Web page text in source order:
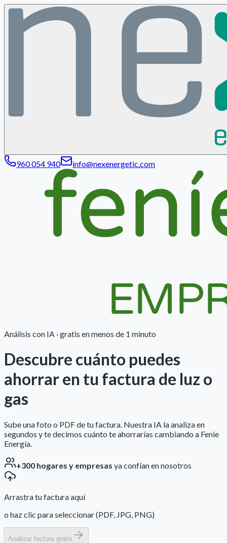
960 054 940 info@nexenergetic.com
Análisis con IA · gratis en menos de 1 minuto
Descubre cuánto puedes
ahorraren tu factura de luz o
gas
Sube una foto o PDF de tu factura. Nuestra IA la analiza en
segundos y te decimos cuánto te ahorrarías cambiando a Fenie
Energía.
+300 hogares y empresas ya confían en nosotros
Arrastra tu factura aquí
o haz clic para seleccionar (PDF, JPG, PNG)
Analizar factura gratis